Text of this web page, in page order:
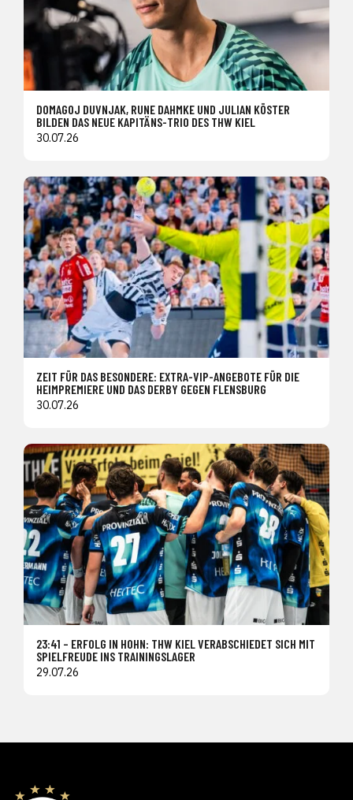
DOMAGOJ DUVNJAK, RUNE DAHMKE UND JULIAN KÖSTER
BILDEN DAS NEUE KAPITÄNS-TRIO DES THW KIEL
30.07.26
ZEIT FÜR DAS BESONDERE: EXTRA-VIP-ANGEBOTE FÜR DIE
HEIMPREMIERE UND DAS DERBY GEGEN FLENSBURG
30.07.26
23:41 – ERFOLG IN HOHN: THW KIEL VERABSCHIEDET SICH MIT
SPIELFREUDE INS TRAININGSLAGER
29.07.26